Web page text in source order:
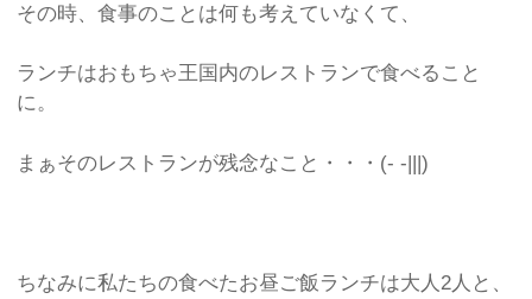
その時、食事のことは何も考えていなくて、
ランチはおもちゃ王国内のレストランで食べること
に。
まぁそのレストランが残念なこと・・・(- -|||)
ちなみに私たちの食べたお昼ご飯ランチは大人2人と、